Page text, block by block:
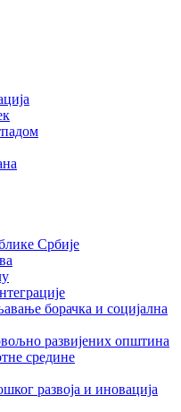
Србије
борачка и социјална
развијених општина
средине
развоја и иновација